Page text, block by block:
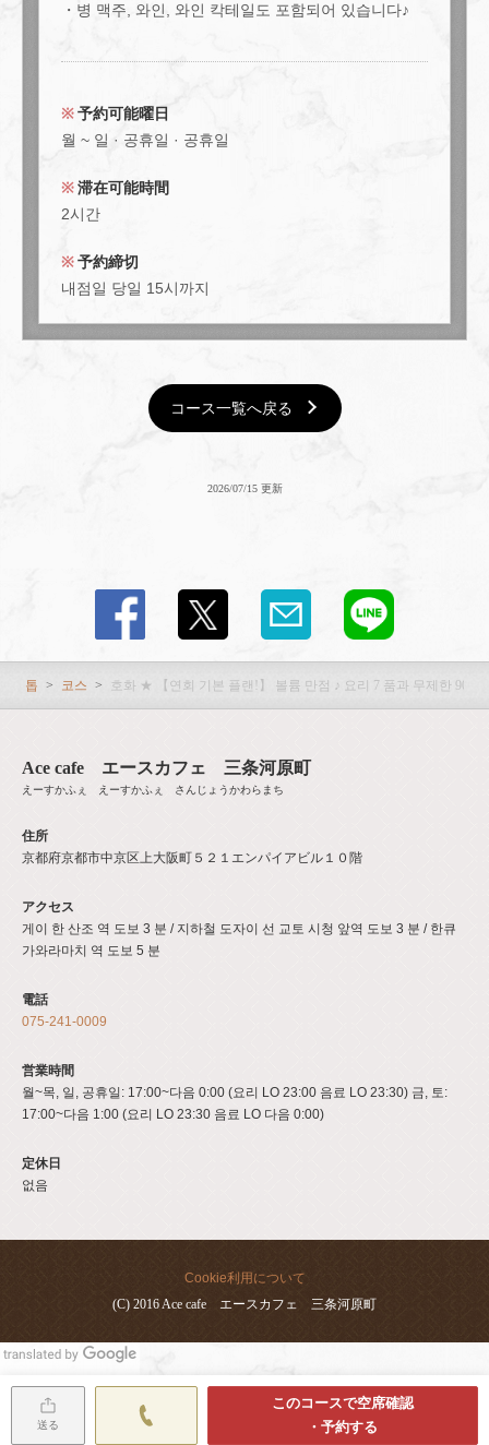
・병 맥주, 와인, 와인 칵테일도 포함되어 있습니다♪
予約可能曜日
월 ~ 일 · 공휴일 · 공휴일
滞在可能時間
2시간
予約締切
내점일 당일 15시까지
コース一覧へ戻る
2026/07/15 更新
톱 코스 호화 ★ 【연회 기본 플랜!】 볼륨 만점 ♪ 요리 7 품과 무제한 90 분!
Ace cafe エースカフェ 三条河原町
えーすかふぇ えーすかふぇ さんじょうかわらまち
住所
京都府京都市中京区上大阪町５２１エンパイアビル１０階
アクセス
게이 한 산조 역 도보 3 분 / 지하철 도자이 선 교토 시청 앞역 도보 3 분 / 한큐
가와라마치 역 도보 5 분
電話
075-241-0009
営業時間
월~목, 일, 공휴일: 17:00~다음 0:00 (요리 LO 23:00 음료 LO 23:30) 금, 토:
17:00~다음 1:00 (요리 LO 23:30 음료 LO 다음 0:00)
定休日
없음
Cookie利用について
(C) 2016 Ace cafe エースカフェ 三条河原町
送る
このコースで空席確認
・予約する